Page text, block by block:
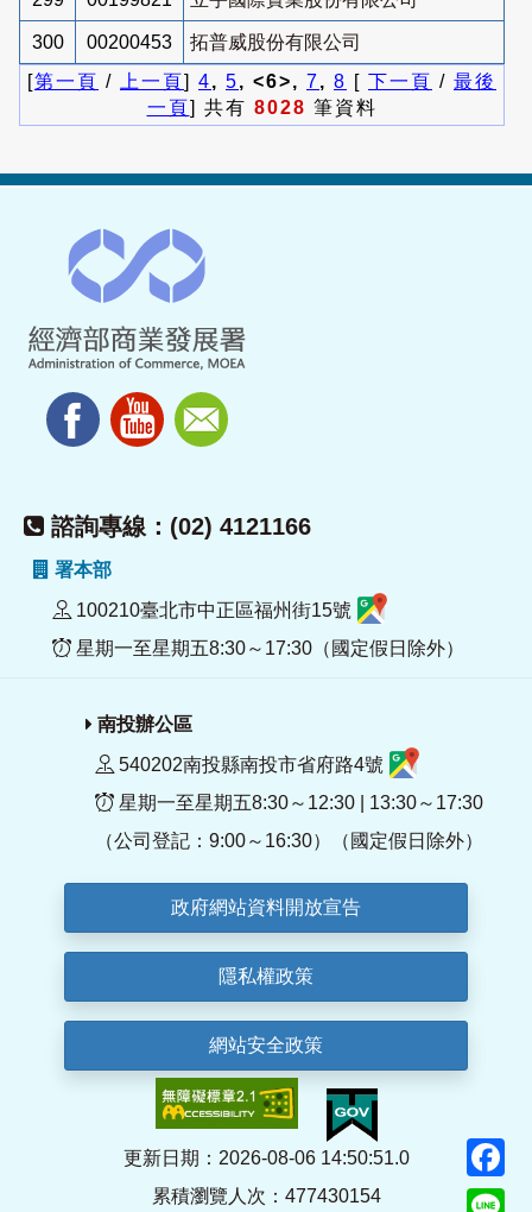
300 00200453
拓普威股份有限公司
[第一頁 / 上一頁] 4, 5, <6>, 7, 8 [ 下一頁 / 最後
一頁] 共有 8028 筆資料
諮詢專線：(02) 4121166
署本部
100210臺北市中正區福州街15號
星期一至星期五8:30～17:30（國定假日除外）
南投辦公區
540202南投縣南投市省府路4號
星期一至星期五8:30～12:30 | 13:30～17:30
（公司登記：9:00～16:30）（國定假日除外）
政府網站資料開放宣告
隱私權政策
網站安全政策
更新日期：2026-08-06 14:50:51.0
累積瀏覽人次：477430154